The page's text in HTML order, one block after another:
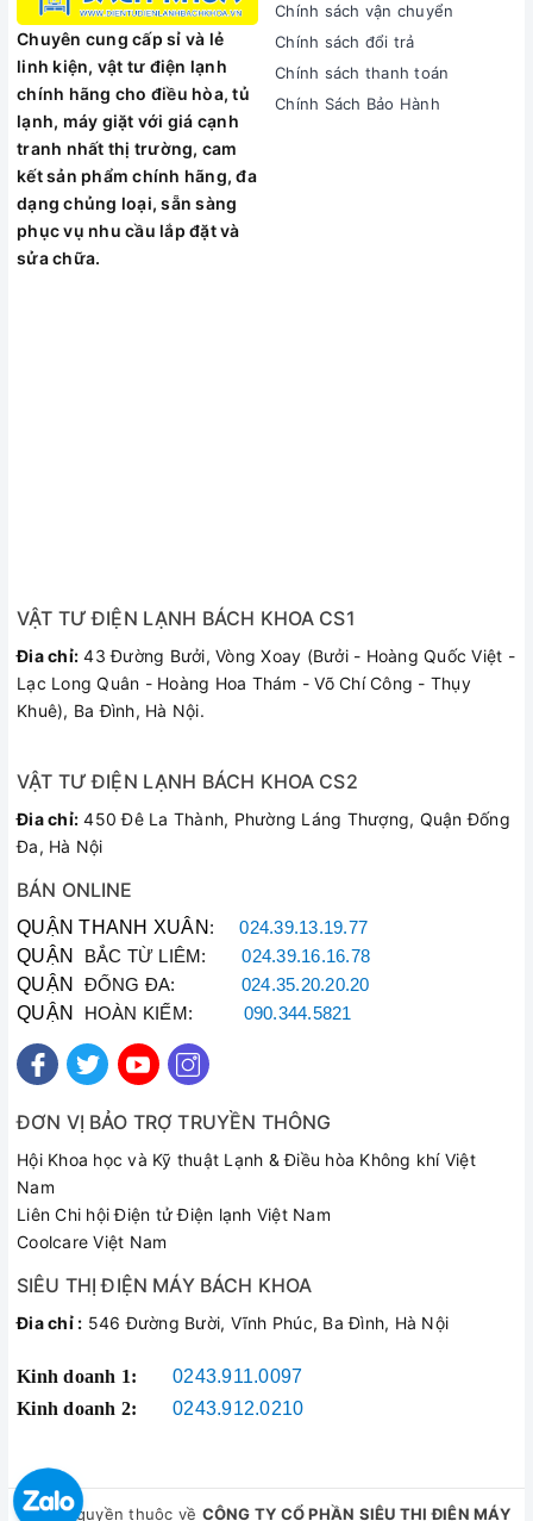
CÔNG NĂNG:
Bền đẹp, an toàn với sức khỏe
Với ưu điểm của chất liệu inox cao cấp là không bị oxy hoá,
sản phẩm có độ bền vượt trội, không han gỉ, không bị oxy
hóa nên rất an toàn cho sức khoẻ. Bạn hoàn toàn yên tâm sử
dụng nồi inox SUNHOUSE SHG24316 lâu dài để chế biến thật
nhiều món ăn ngon cho gia đình.
Đáy nồi tỏa nhiệt đều, giữ nhiệt tốt
Nồi có cấu tạo đáy 5 lớp truyền nhiệt nhanh, tỏa nhiệt đều và
Màu sắc
Chất liệu
inox SUS430
Đường kính lòng nồi: 16 cm
Chiều cao thân nồi: 9.1 cm
Độ dày thành nồi
0.7mm
Bề mặt bên ngoài
Sáng bóng, bền đẹp, dễ dàng vệ sinh
Khả năng chống dính
Không
Quai nồi
Núm cầm
Núm inox cách điệu, bọc nhựa cách nhiệt
Vung nồi
Vung kính cường lực trong suốt
Đáy nồi
Đáy từ, sử dụng trên mọi loại bếp
Truyền nhiệt nhanh, tỏa nhiệt đều, giữ nhiệt tốt
Không bị oxy hóa, an toàn với sức khỏe
SUNHOUSE
Chuyên cung cấp sỉ và lẻ
linh kiện, vật tư điện lạnh
chính hãng cho điều hòa, tủ
lạnh, máy giặt với giá cạnh
tranh nhất thị trường, cam
kết sản phẩm chính hãng, đa
dạng chủng loại, sẵn sàng
phục vụ nhu cầu lắp đặt và
sửa chữa.
Chính sách vận chuyển
Chính sách đổi trả
Chính sách thanh toán
Chính Sách Bảo Hành
VẬT TƯ ĐIỆN LẠNH BÁCH KHOA CS1
Đia chỉ: 43 Đường Bưởi, Vòng Xoay (Bưởi - Hoàng Quốc Việt -
Lạc Long Quân - Hoàng Hoa Thám - Võ Chí Công - Thụy
Khuê), Ba Đình, Hà Nội.
VẬT TƯ ĐIỆN LẠNH BÁCH KHOA CS2
Đia chỉ: 450 Đê La Thành, Phường Láng Thượng, Quận Đống
Đa, Hà Nội
BÁN ONLINE
QUẬN THANH XUÂN :024.39.13.19.77
QUẬN BẮC TỪ LIÊM:024.39.16.16.78
QUẬN ĐỐNG ĐA: 024.35.20.20.20
QUẬN HOÀN KIẾM: 090.344.5821
ĐƠN VỊ BẢO TRỢ TRUYỀN THÔNG
Hội Khoa học và Kỹ thuật Lạnh & Điều hòa Không khí Việt
Nam
Liên Chi hội Điện tử Điện lạnh Việt Nam
Coolcare Việt Nam
SIÊU THỊ ĐIỆN MÁY BÁCH KHOA
Đia chỉ : 546 Đường Bười, Vĩnh Phúc, Ba Đình, Hà Nội
Kinh doanh 1:
0243.911.0097
Kinh doanh 2:
0243.912.0210
© Bản quyền thuộc về CÔNG TY CỔ PHẦN SIÊU THỊ ĐIỆN MÁY